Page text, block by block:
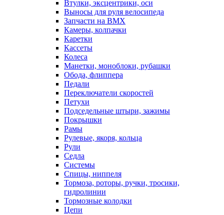
Втулки, эксцентрики, оси
Выносы для руля велосипеда
Запчасти на BMX
Камеры, колпачки
Каретки
Кассеты
Колеса
Манетки, моноблоки, рубашки
Обода, флиппера
Педали
Переключатели скоростей
Петухи
Подседельные штыри, зажимы
Покрышки
Рамы
Рулевые, якоря, кольца
Рули
Седла
Системы
Спицы, ниппеля
Тормоза, роторы, ручки, тросики,
гидролинии
Тормозные колодки
Цепи